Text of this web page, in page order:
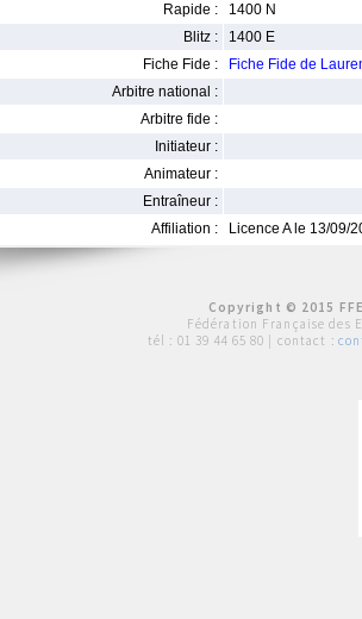
Rapide :
1400 N
Blitz :
1400 E
Fiche Fide :
Fiche Fide de
Arbitre national :
Arbitre fide :
Initiateur :
Animateur :
Entraîneur :
Affiliation :
Licence A le 13/09/
Copyright © 2015
Fédération Française des
tél : 01 39 44 65 80 | contact :